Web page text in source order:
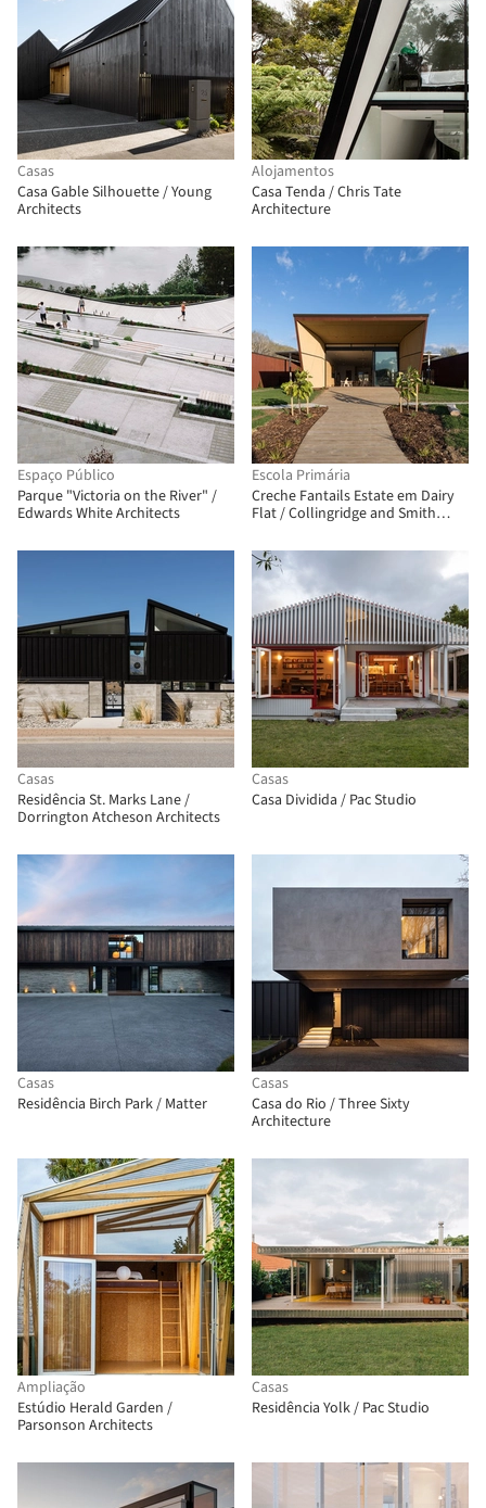
Casas
Casa Gable Silhouette / Young
Architects
Alojamentos
Casa Tenda / Chris Tate
Architecture
Espaço Público
Parque "Victoria on the River" /
Edwards White Architects
Escola Primária
Creche Fantails Estate em Dairy
Flat / Collingridge and Smith
Casas
Residência St. Marks Lane /
Dorrington Atcheson Architects
Casas
Casa Dividida / Pac Studio
Casas
Residência Birch Park / Matter
Casas
Casa do Rio / Three Sixty
Architecture
Ampliação
Estúdio Herald Garden /
Parsonson Architects
Casas
Residência Yolk / Pac Studio